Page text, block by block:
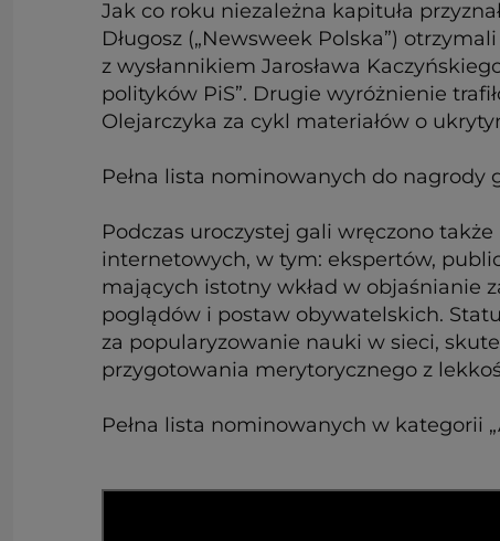
Jak co roku niezależna kapituła
Długosz („Newsweek Polska”)
z wysłannikiem Jarosława
polityków PiS”. Drugie wyróżnienie
Olejarczyka za cykl materiałów o
Pełna lista nominowanych do nagrody
Podczas uroczystej gali wręczono
internetowych, w tym: ekspertów,
mających istotny wkład w objaśnianie
poglądów i postaw obywatelskich.
za popularyzowanie nauki w sieci,
przygotowania merytorycznego z
Pełna lista nominowanych w kategorii